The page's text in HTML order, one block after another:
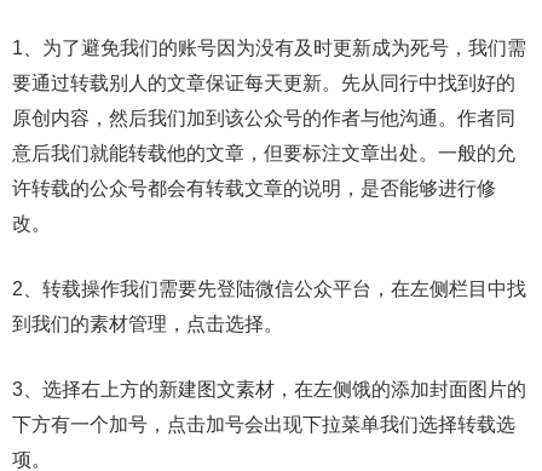
1、为了避免我们的账号因为没有及时更新成为死号，我们需
要通过转载别人的文章保证每天更新。先从同行中找到好的
原创内容，然后我们加到该公众号的作者与他沟通。作者同
意后我们就能转载他的文章，但要标注文章出处。一般的允
许转载的公众号都会有转载文章的说明，是否能够进行修
改。
2、转载操作我们需要先登陆微信公众平台，在左侧栏目中找
到我们的素材管理，点击选择。
3、选择右上方的新建图文素材，在左侧饿的添加封面图片的
下方有一个加号，点击加号会出现下拉菜单我们选择转载选
项。